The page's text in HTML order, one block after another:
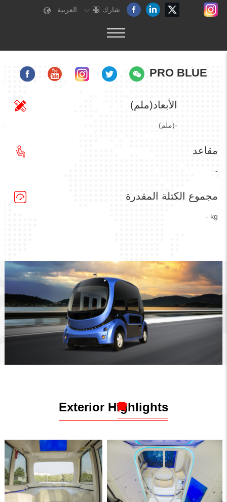
العربية شارك
PRO BLUE
الأبعاد(ملم)
مقاعد
مجموع الكتلة المقدرة
Exterior Highlights